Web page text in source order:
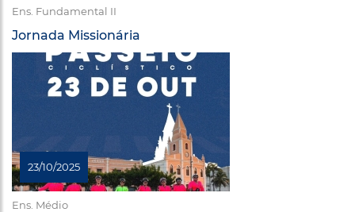
Ens. Fundamental II
Jornada Missionária
23/10/2025
Ens. Médio